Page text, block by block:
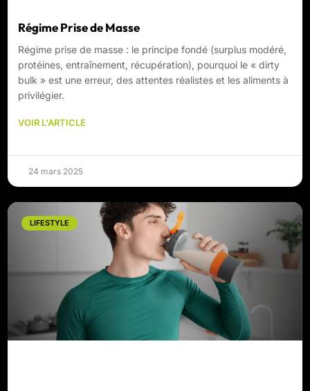
Régime Prise de Masse
Régime prise de masse : le principe fondé (surplus modéré,
protéines, entraînement, récupération), pourquoi le « dirty
bulk » est une erreur, des attentes réalistes et les aliments à
privilégier.
VOIR L'ARTICLE
24 mars 2025
LIFESTYLE